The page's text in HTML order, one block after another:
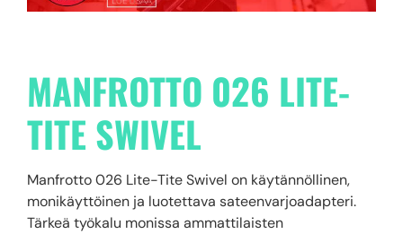
MANFROTTO 026 LITE-
TITE SWIVEL
Manfrotto 026 Lite-Tite Swivel on käytännöllinen,
monikäyttöinen ja luotettava sateenvarjoadapteri.
Tärkeä työkalu monissa ammattilaisten